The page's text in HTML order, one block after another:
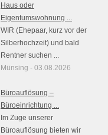
Haus oder
Eigentumswohnung ...
WIR (Ehepaar, kurz vor der
Silberhochzeit) und bald
Rentner suchen ...
Münsing - 03.08.2026
Büroauflösung –
Büroeinrichtung ...
Im Zuge unserer
Büroauflösung bieten wir